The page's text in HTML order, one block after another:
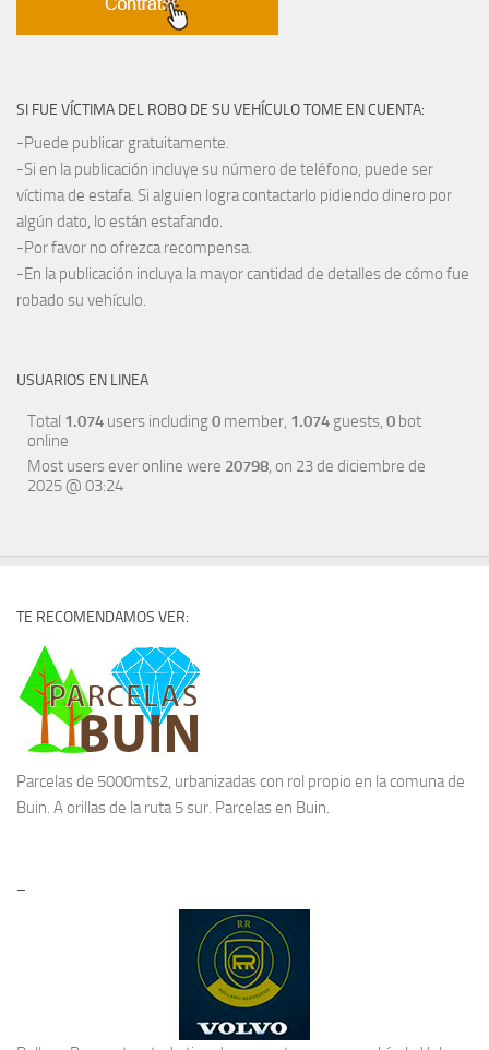
SI FUE VÍCTIMA DEL ROBO DE SU VEHÍCULO TOME EN CUENTA:
-Puede publicar gratuitamente.
-Si en la publicación incluye su número de teléfono, puede ser
víctima de estafa. Si alguien logra contactarlo pidiendo dinero por
algún dato, lo están estafando.
-Por favor no ofrezca recompensa.
-En la publicación incluya la mayor cantidad de detalles de cómo fue
robado su vehículo.
USUARIOS EN LINEA
Total 1.074 users including0 member, 1.074 guests, 0 bot
online
Most users ever online were 20798, on 23 de diciembre de
2025 @ 03:24
TE RECOMENDAMOS VER:
Parcelas de 5000mts2, urbanizadas con rol propio en la comuna de
Buin. A orillas de la ruta 5 sur. Parcelas en Buin.
–